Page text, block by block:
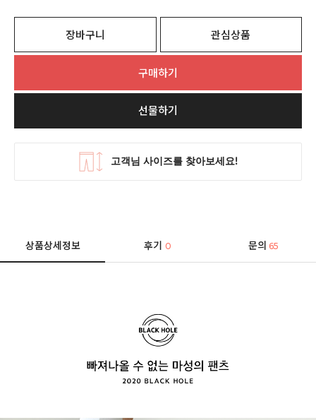
장바구니 관심상품
구매하기
선물하기
상품상세정보 후기0 문의 65